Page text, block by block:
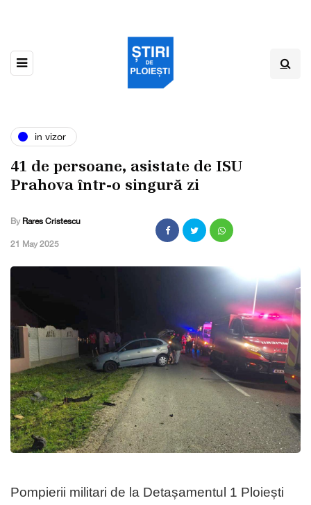
in vizor
41 de persoane, asistate de ISU
Prahova într-o singură zi
By Rares Cristescu
,21 May 2025
Pompierii militari de la Detașamentul 1 Ploiești